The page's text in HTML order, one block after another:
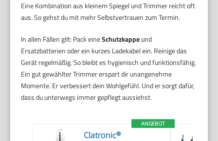
Eine Kombination aus kleinem Spiegel und Trimmer reicht oft
aus. So gehst du mit mehr Selbstvertrauen zum Termin.
In allen Fällen gilt: Pack eineSchutzkappeund
Ersatzbatterien oder ein kurzes Ladekabel ein. Reinige das
Gerät regelmäßig. So bleibt es hygienisch und funktionsfähig.
Ein gut gewählter Trimmer erspart dir unangenehme
Momente. Er verbessert dein Wohlgefühl. Und er sorgt dafür,
dass du unterwegs immer gepflegt aussiehst.
ANGEBOT
Clatronic®